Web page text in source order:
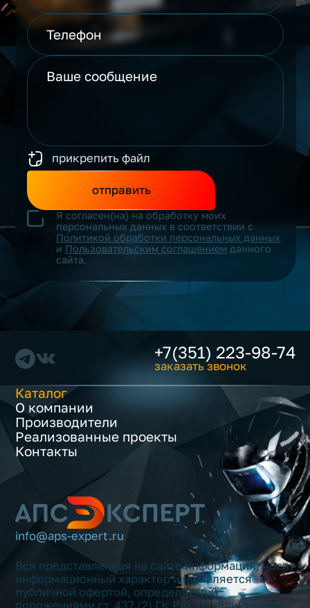
прикрепить файл
отправить
Я согласен(на) на обработку моих
персональных данных в соответствии с
Политикой обработки персональных данных
и Пользовательским соглашением данного
сайта.
+7(351) 223-98-74
заказать звонок
Каталог
О компании
Производители
Реализованные проекты
Контакты
info@aps-expert.ru
Вся представленная на сайте информация, носит
информационный характер и не является
публичной офертой, определяемой
положениями ст. 437 (2) ГК РФ. Опубликованная